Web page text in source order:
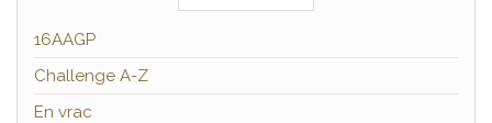
16AAGP
Challenge A-Z
En vrac